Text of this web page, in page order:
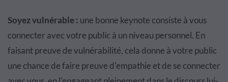
Soyez vulnérable : une bonne keynote consiste à vous
connecter avec votre public à un niveau personnel. En
faisant preuve de vulnérabilité, cela donne à votre public
une chance de faire preuve d'empathie et de se connecter